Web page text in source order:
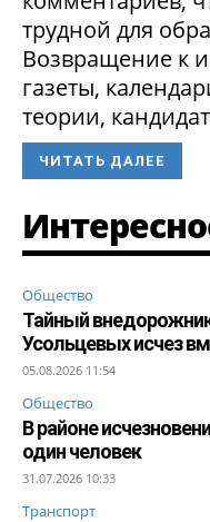
трудной для
Возвращение к
газеты,
теории,
ЧИТАТЬ ДАЛЕЕ
Общество
Тайный
Усольцевых исчез
05.08.2026 11:54
Общество
В районе
один человек
31.07.2026 10:33
Транспорт